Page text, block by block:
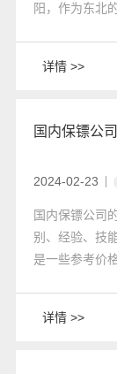
阳，作为东北
公司。
详情 >>
国内保镖公
2024-02-23
国内保镖公司
别、经验、技
是一些参考价
行业较高值左
详情 >>